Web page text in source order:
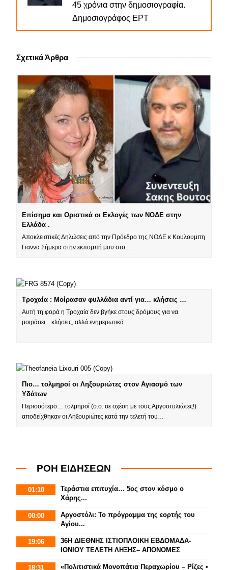
45 χρόνια στην δημοσιογραφία.
Δημοσιογράφος ΕΡΤ
Σχετικά Άρθρα
Επίσημα και Οριστικά οι Εκλογές των ΝΟΔΕ στην
Ελλάδα .
Αποκλειστικές Δηλώσεις από την Πρόεδρο της ΝΟΔΕ κ Κουλουμπη
Γιαννα Σήμερα στην εκπομπή μου στο…
Τροχαία : Μοίρασαν φυλλάδια αντί για… κλήσεις …
Αυτή τη φορά η Τροχαία δεν βγήκε στους δρόμους για να
μοιράσει... κλήσεις, αλλά ενημερωτικά…
Πιο… τολμηροί οι Ληξουριώτες στον Αγιασμό των
Υδάτων
Περισσότερο… τολμηροί (σ.σ. σε σχέση με τους Αργοστολιώτες!)
αποδείχθηκαν οι Ληξουριώτες κατά την τελετή του…
ΡΟΗ ΕΙΔΗΣΕΩΝ
01:10
Τεράστια επιτυχία… 5ος στον κόσμο ο
Χάρης...
00:00
Αργοστόλι: Το πρόγραμμα της εορτής του
Αγίου...
19:06
36Η ΔΙΕΘΝΗΣ ΙΣΤΙΟΠΛΟΙΚΗ ΕΒΔΟΜΑΔΑ-
ΙΟΝΙΟΥ ΤΕΛΕΤΗ ΛΗΞΗΣ– ΑΠΟΝΟΜΕΣ
18:31 «Πολιτιστικά Μονοπάτια Περαχωρίου – Ρίζες •